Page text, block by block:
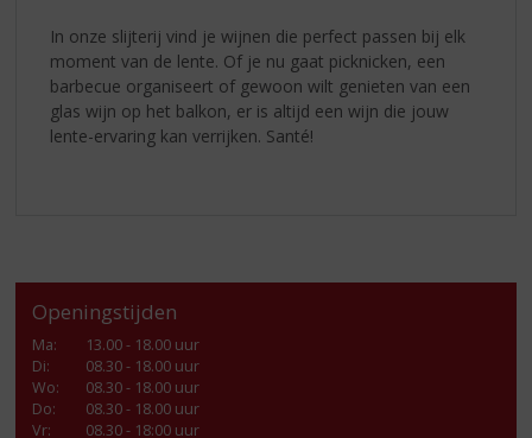
In onze slijterij vind je wijnen die perfect passen bij elk
moment van de lente. Of je nu gaat picknicken, een
barbecue organiseert of gewoon wilt genieten van een
glas wijn op het balkon, er is altijd een wijn die jouw
lente-ervaring kan verrijken. Santé!
Openingstijden
Ma:
13.00 - 18.00 uur
Di:
08.30 - 18.00 uur
Wo:
08.30 - 18.00 uur
Do:
08.30 - 18.00 uur
Vr:
08.30 - 18:00 uur